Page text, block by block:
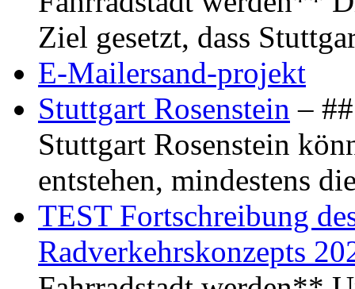
Ziel gesetzt, dass
E-Mailersand-projekt
Stuttgart Rosenstein –
Stuttgart Rosenstein
entstehen, mindestens
TEST Fortschreibung
Radverkehrskonzepts